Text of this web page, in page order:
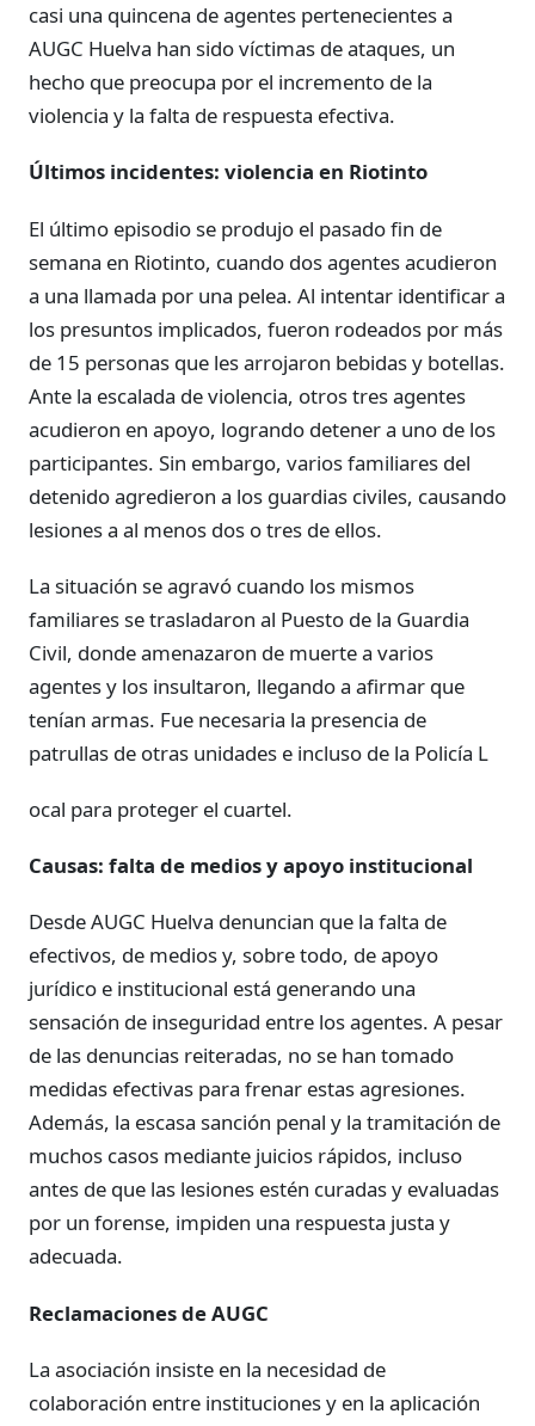
casi una quincena de agentes pertenecientes a
AUGC Huelva han sido víctimas de ataques, un
hecho que preocupa por el incremento de la
violencia y la falta de respuesta efectiva.
Últimos incidentes: violencia en Riotinto
El último episodio se produjo el pasado fin de
semana en Riotinto, cuando dos agentes acudieron
a una llamada por una pelea. Al intentar identificar a
los presuntos implicados, fueron rodeados por más
de 15 personas que les arrojaron bebidas y botellas.
Ante la escalada de violencia, otros tres agentes
acudieron en apoyo, logrando detener a uno de los
participantes. Sin embargo, varios familiares del
detenido agredieron a los guardias civiles, causando
lesiones a al menos dos o tres de ellos.
La situación se agravó cuando los mismos
familiares se trasladaron al Puesto de la Guardia
Civil, donde amenazaron de muerte a varios
agentes y los insultaron, llegando a afirmar que
tenían armas. Fue necesaria la presencia de
patrullas de otras unidades e incluso de la Policía L
ocal para proteger el cuartel.
Causas: falta de medios y apoyo institucional
Desde AUGC Huelva denuncian que la falta de
efectivos, de medios y, sobre todo, de apoyo
jurídico e institucional está generando una
sensación de inseguridad entre los agentes. A pesar
de las denuncias reiteradas, no se han tomado
medidas efectivas para frenar estas agresiones.
Además, la escasa sanción penal y la tramitación de
muchos casos mediante juicios rápidos, incluso
antes de que las lesiones estén curadas y evaluadas
por un forense, impiden una respuesta justa y
adecuada.
Reclamaciones de AUGC
La asociación insiste en la necesidad de
colaboración entre instituciones y en la aplicación